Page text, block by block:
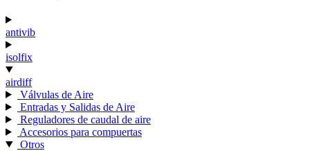
antivib
isolfix
airdiff
Válvulas de Aire
Entradas y Salidas de Aire
Reguladores de caudal de aire
Accesorios para compuertas
Otros